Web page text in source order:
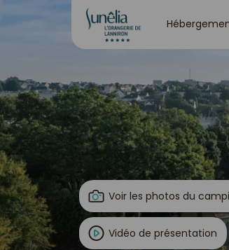
Voir les photos du
Vidéo de présentation